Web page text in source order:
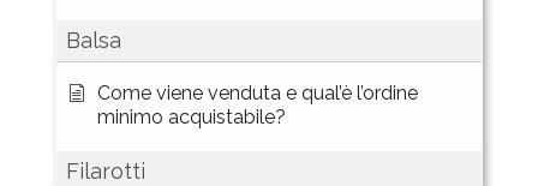
Balsa
Come viene venduta e qual’è l’ordine
minimo acquistabile?
Filarotti